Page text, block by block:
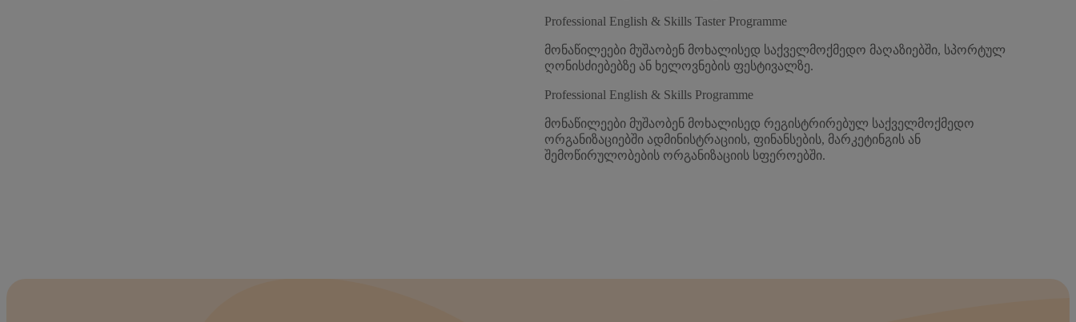
Professional English & Skills Taster Programme
მონაწილეები მუშაობენ მოხალისედ საქველმოქმედო მაღაზიებში, სპორტულ
ღონისძიებებზე ან ხელოვნების ფესტივალზე.
Professional English & Skills Programme
მონაწილეები მუშაობენ მოხალისედ რეგისტრირებულ საქველმოქმედო
ორგანიზაციებში ადმინისტრაციის, ფინანსების, მარკეტინგის ან
შემოწირულობების ორგანიზაციის სფეროებში.